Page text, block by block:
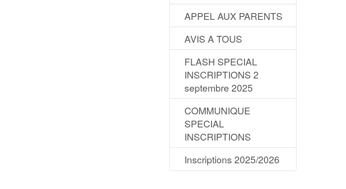
APPEL AUX PARENTS
AVIS A TOUS
FLASH SPECIAL
INSCRIPTIONS 2
septembre 2025
COMMUNIQUE
SPECIAL
INSCRIPTIONS
Inscriptions 2025/2026